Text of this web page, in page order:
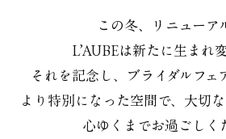
この冬、リニューア
L’AUBEは新たに生まれ
それを記念し、ブライダルフェ
より特別になった空間で、大切
心ゆくまでお過ごしく